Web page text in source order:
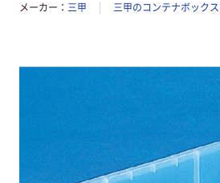
メーカー 三甲 三甲のコンテナボック